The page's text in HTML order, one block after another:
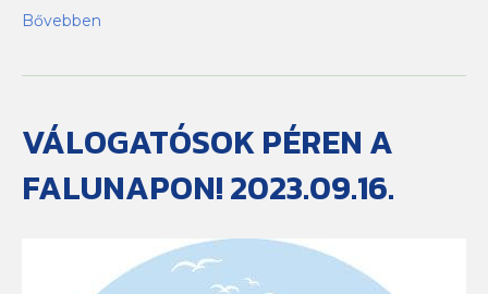
Bővebben
VÁLOGATÓSOK PÉREN A
FALUNAPON! 2023.09.16.